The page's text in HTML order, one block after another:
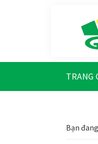
chất
niềm
TRANG
Bạn